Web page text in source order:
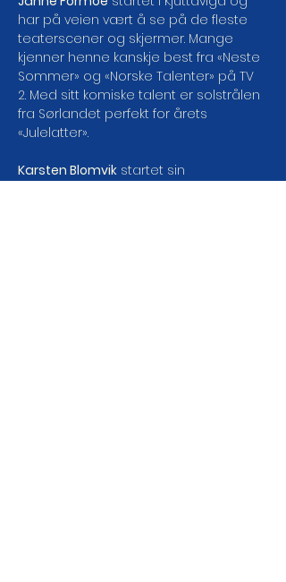
har på veien vært å se på de fleste
teaterscener og skjermer. Mange
kjenner henne kanskje best fra «Neste
Sommer» og «Norske Talenter» på TV
2. Med sitt komiske talent er solstrålen
fra Sørlandet perfekt for årets
«Julelatter».
Karsten Blomvik startet sin